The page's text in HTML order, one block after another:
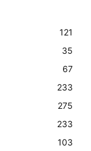
121
35
67
233
275
233
103